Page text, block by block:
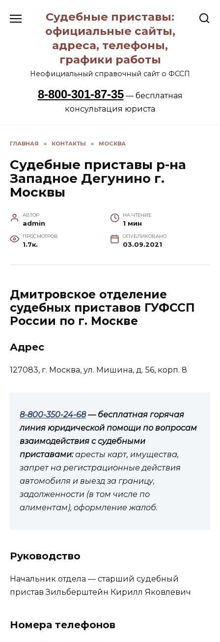
содержанию
Судебные приставы:
официальные сайты,
адреса, телефоны,
графики работы
Неофициальный справочный сайт о ФССП
8-800-301-87-35— бесплатная
консультация юриста
ГЛАВНАЯ » КОНТАКТЫ » МОСКВА
Судебные приставы р-на
Западное Дегунино г.
Москвы
АВТОР
admin
НА ЧТЕНИЕ
1 мин
ПРОСМОТРОВ
1.7к.
ОПУБЛИКОВАНО
03.09.2021
Дмитровское отделение
судебных приставов ГУФССП
России по г. Москве
Адрес
127083, г. Москва, ул. Мишина, д. 56, корп. 8
8-800-350-24-68— бесплатная горячая
линия юридической помощи по вопросам
взаимодействия с судебными
приставами:аресты карт, имущества,
запрет на регистрационные действия
автомобиля и выезд за границу,
задолженности (в том числе по
алиментам), оформление жалоб.
Руководство
Начальник отдела — старший судебный
пристав Зильберштейн Кирилл Яковлевич
Номера телефонов